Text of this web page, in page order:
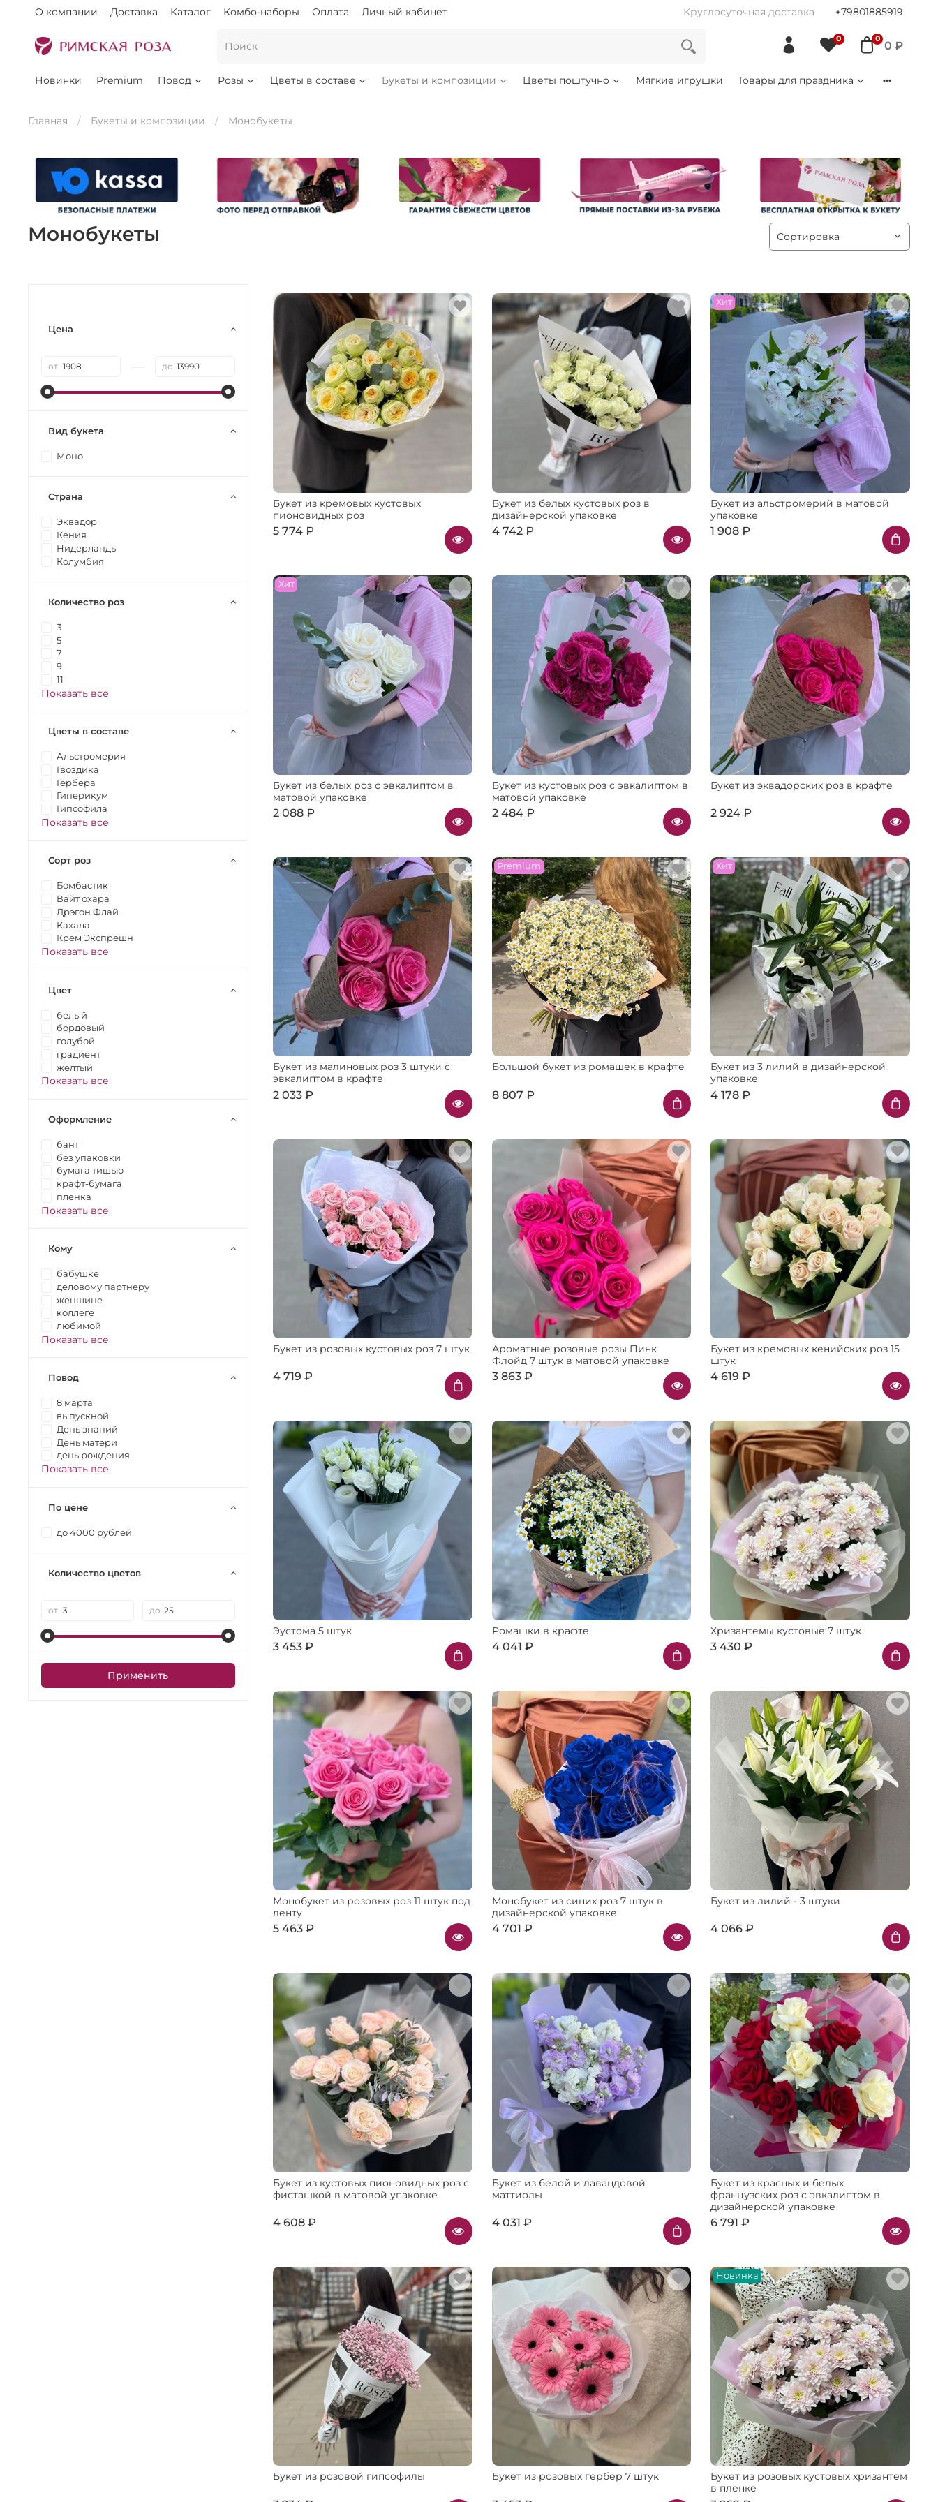
О компании Доставка Каталог Комбо-наборы Оплата Личный кабинет Круглосуточная доставка +79801885919
0 0 0 ₽
Новинки Premium Повод Розы Цветы в составе Букеты и композиции Цветы поштучно Мягкие игрушки Товары для праздника
Главная Букеты и композиции Монобукеты
Монобукеты
Букет из кремовых кустовых
пионовидных роз
5 774 ₽
Букет из белых кустовых роз в
дизайнерской упаковке
4 742 ₽
Хит
Букет из альстромерий в матовой
упаковке
1 908 ₽
Хит
Букет из белых роз с эвкалиптом в
матовой упаковке
2 088 ₽
Букет из кустовых роз с эвкалиптом в
матовой упаковке
2 484 ₽
Букет из эквадорских роз в крафте
2 924 ₽
Букет из малиновых роз 3 штуки с
эвкалиптом в крафте
2 033 ₽
Premium
Большой букет из ромашек в крафте
8 807 ₽
Хит
Букет из 3 лилий в дизайнерской
упаковке
4 178 ₽
Букет из розовых кустовых роз 7 штук
4 719 ₽
Ароматные розовые розы Пинк
Флойд 7 штук в матовой упаковке
3 863 ₽
Букет из кремовых кенийских роз 15
штук
4 619 ₽
Эустома 5 штук
3 453 ₽
Ромашки в крафте
4 041 ₽
Хризантемы кустовые 7 штук
3 430 ₽
Монобукет из розовых роз 11 штук под
ленту
5 463 ₽
Монобукет из синих роз 7 штук в
дизайнерской упаковке
4 701 ₽
Букет из лилий - 3 штуки
4 066 ₽
Букет из кустовых пионовидных роз с
фисташкой в матовой упаковке
4 608 ₽
Букет из белой и лавандовой
маттиолы
4 031 ₽
Букет из красных и белых
французских роз с эвкалиптом в
дизайнерской упаковке
6 791 ₽
Букет из розовой гипсофилы Букет из розовых гербер 7 штук
Новинка
Букет из розовых кустовых хризантем
в пленке
Цена
от до
Вид букета
Моно
Страна
Эквадор
Кения
Нидерланды
Колумбия
Количество роз
3
5
7
9
11
Показать все
Цветы в составе
Альстромерия
Гвоздика
Гербера
Гиперикум
Гипсофила
Показать все
Сорт роз
Бомбастик
Вайт охара
Дрэгон Флай
Кахала
Крем Экспрешн
Показать все
Цвет
белый
бордовый
голубой
градиент
желтый
Показать все
Оформление
бант
без упаковки
бумага тишью
крафт-бумага
пленка
Показать все
Кому
бабушке
деловому партнеру
женщине
коллеге
любимой
Показать все
Повод
8 марта
выпускной
День знаний
День матери
день рождения
Показать все
По цене
до 4000 рублей
Количество цветов
от до
Применить